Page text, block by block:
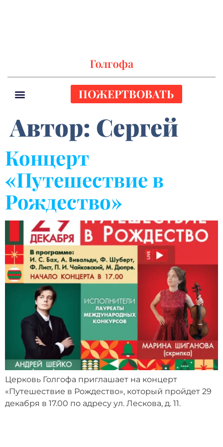
ПОЖЕРТВОВАТЬ
Автор: Сергей
Концерт
«Путешествие в
Рождество»
Церковь Голгофа приглашает на концерт
«Путешествие в Рождество», который пройдет 29
декабря в 17.00 по адресу ул. Лескова, д. 11.